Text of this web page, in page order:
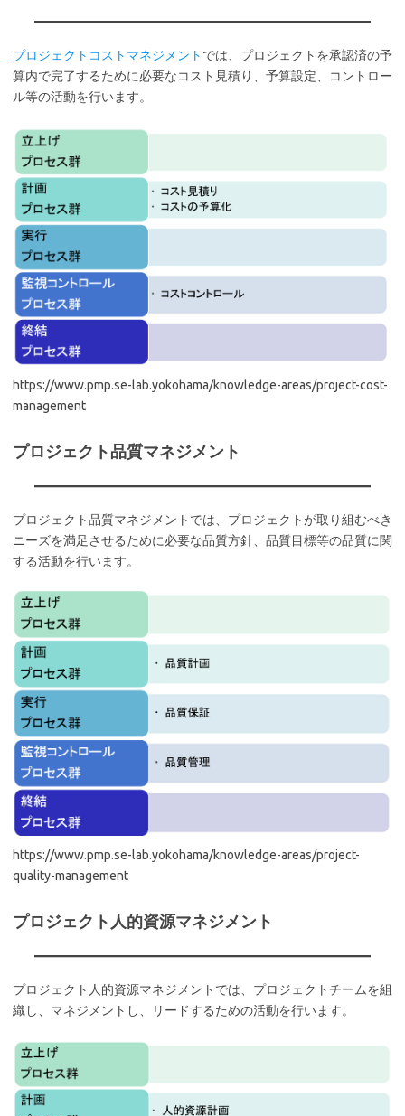
プロジェクトコストマネジメント では、プロジェクトを承認済の予
算内で完了するために必要なコスト見積り、予算設定、コントロー
ル等の活動を行います。
https://www.pmp.se-lab.yokohama/knowledge-areas/project-cost-
management
プロジェクト品質マネジメント
プロジェクト品質マネジメントでは、プロジェクトが取り組むべき
ニーズを満足させるために必要な品質方針、品質目標等の品質に関
する活動を行います。
https://www.pmp.se-lab.yokohama/knowledge-areas/project-
quality-management
プロジェクト人的資源マネジメント
プロジェクト人的資源マネジメントでは、プロジェクトチームを組
織し、マネジメントし、リードするための活動を行います。